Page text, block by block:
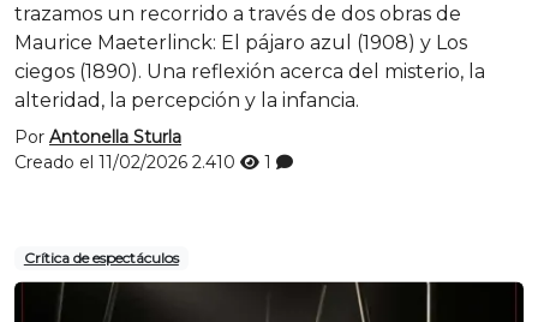
trazamos un recorrido a través de dos obras de
Maurice Maeterlinck: El pájaro azul (1908) y Los
ciegos (1890). Una reflexión acerca del misterio, la
alteridad, la percepción y la infancia.
Por Antonella Sturla
Creado el 11/02/2026 2.410 1
Crítica de espectáculos